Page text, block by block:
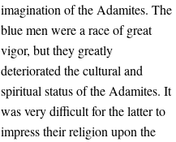
imagination of the Adamites. The
blue men were a race of great
vigor, but they greatly
deteriorated the cultural and
spiritual status of the Adamites. It
was very difficult for the latter to
impress their religion upon the